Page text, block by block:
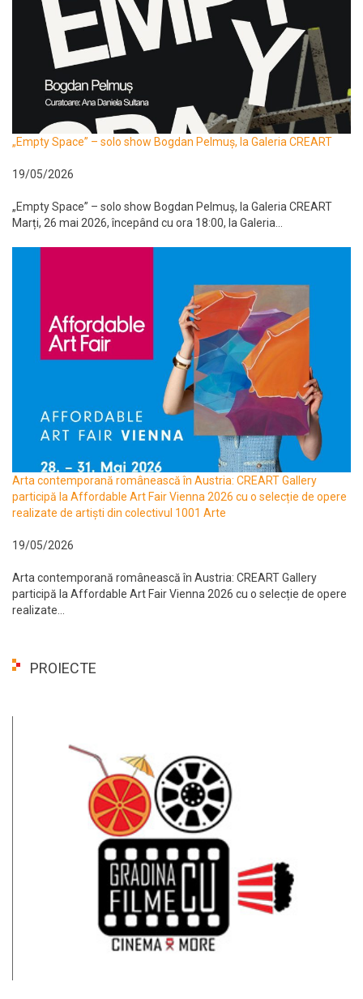
„Empty Space” – solo show Bogdan Pelmuș, la Galeria CREART
19/05/2026
„Empty Space” – solo show Bogdan Pelmuș, la Galeria CREART
Marți, 26 mai 2026, începând cu ora 18:00, la Galeria...
Arta contemporană românească în Austria: CREART Gallery
participă la Affordable Art Fair Vienna 2026 cu o selecție de opere
realizate de artiști din colectivul 1001 Arte
19/05/2026
Arta contemporană românească în Austria: CREART Gallery
participă la Affordable Art Fair Vienna 2026 cu o selecție de opere
realizate...
PROIECTE